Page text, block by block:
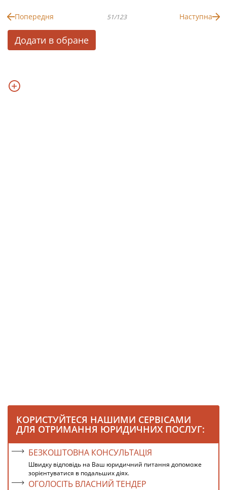
Попередня 51/123 Наступна
Додати в обране
КОРИСТУЙТЕСЯ НАШИМИ СЕРВІСАМИ
ДЛЯ ОТРИМАННЯ ЮРИДИЧНИХ ПОСЛУГ:
БЕЗКОШТОВНА КОНСУЛЬТАЦІЯ
Швидку відповідь на Ваш юридичний питання допоможе
зорієнтуватися в подальших діях.
ОГОЛОСІТЬ ВЛАСНИЙ ТЕНДЕР